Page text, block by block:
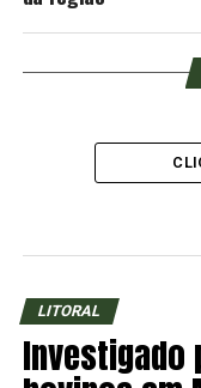
LITORAL
Investigado